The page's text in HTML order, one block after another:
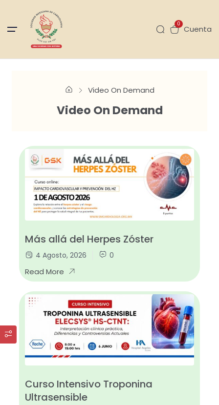
0
Cuenta
Video On Demand
Video On Demand
Más allá del Herpes Zóster
4 Agosto, 2026 0
Read More
Curso Intensivo Troponina
Ultrasensible